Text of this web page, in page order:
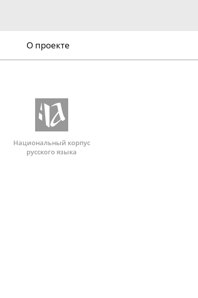
О проекте
Национальный корпус
русского языка